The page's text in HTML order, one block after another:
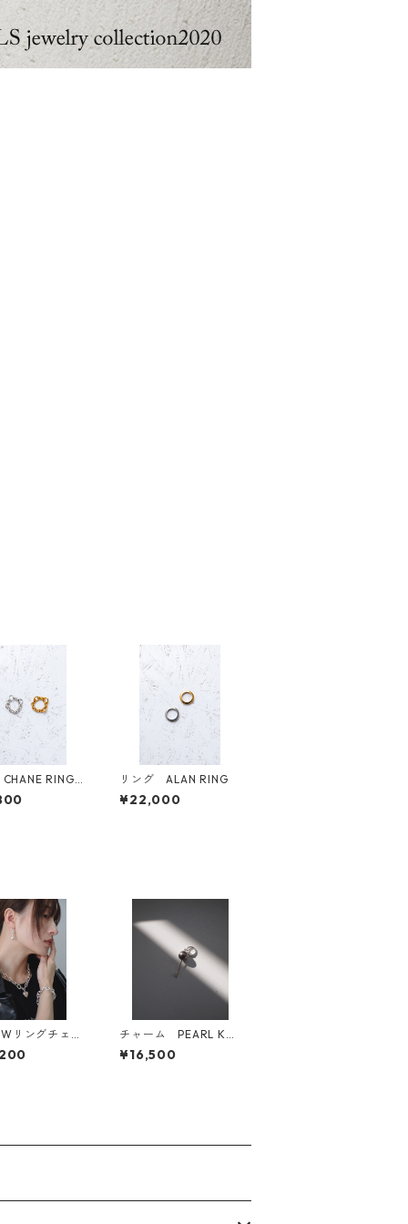
RING
SET
リング ALAN RING
¥22,000
リングチェー
レス
チャーム PEARL KE
Y / Tahiti pearl
¥16,500